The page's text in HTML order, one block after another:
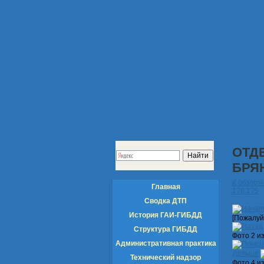
Главная
Сводка ДТП
История ГАИ-ГИБДД
Структура ГИБДД
Административная практика
Технический надзор
Фото 2